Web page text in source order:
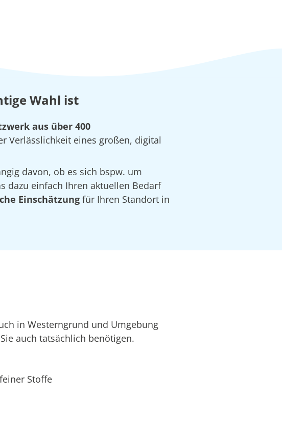
Wahl ist
aus über 400
Verlässlichkeit eines großen, digital
davon, ob es sich bspw. um
dazu einfach Ihren aktuellen Bedarf
Einschätzung für Ihren Standort in
in Westerngrund und Umgebung
auch tatsächlich benötigen.
Stoffe